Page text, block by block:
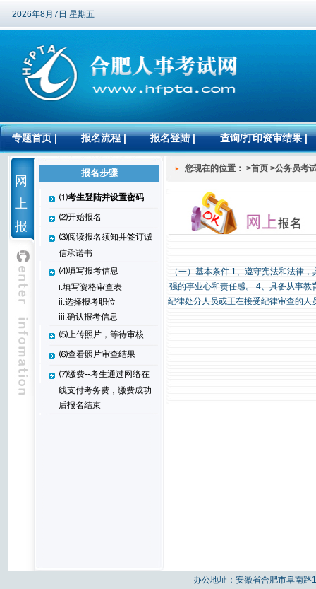
2026年8月7日 星期五
专题首页 | 报名流程| 报名登陆 | 查询/打印资审结果|
网
上
报
名
报名步骤
⑴考生登陆并设置密码
⑵开始报名
⑶阅读报名须知并签订诚
信承诺书
⑷填写报考信息
i.填写资格审查表
ii.选择报考职位
iii.确认报考信息
⑸上传照片，等待审核
⑹查看照片审查结果
⑺缴费--考生通过网络在
线支付考务费，缴费成功
后报名结束
您现在的位置： >首页 >公务员考
（一）基本条件 1、遵守宪法和法律
强的事业心和责任感。 4、具备从事
纪律处分人员或正在接受纪律审查的
办公地址：安徽省合肥市阜南